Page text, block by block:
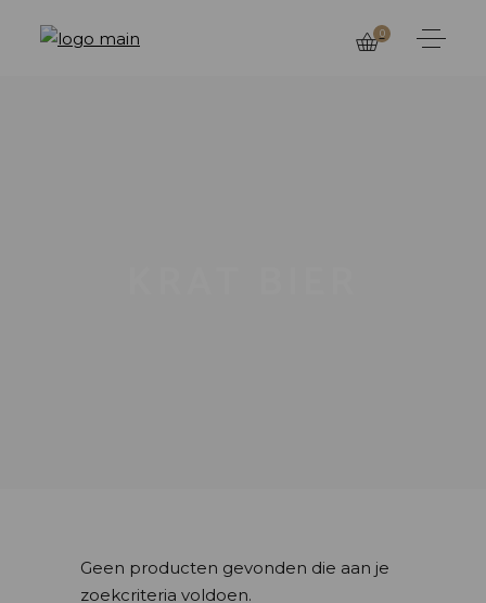
0
Geen producten gevonden die aan je
zoekcriteria voldoen.